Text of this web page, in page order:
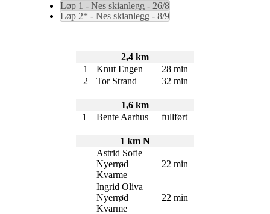
Løp 1 - Nes skianlegg - 26/8
Løp 2* - Nes skianlegg - 8/9
2,4 km
1
Knut Engen
28 min
2
Tor Strand 32 min
1,6 km
1
Bente Aarhus fullført
1 km N
Astrid Sofie
Nyerrød
Kvarme
22 min
Ingrid Oliva
Nyerrød
Kvarme
22 min